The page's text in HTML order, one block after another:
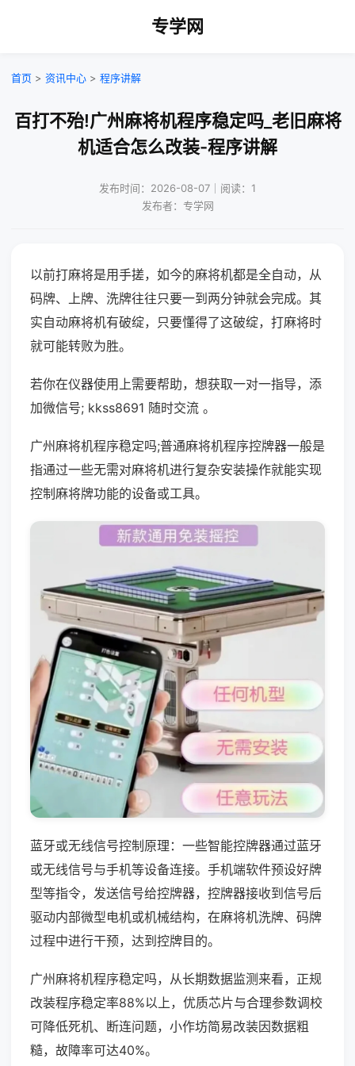
专学网
首页 > 资讯中心 > 程序讲解
百打不殆!广州麻将机程序稳定吗_老旧麻将
机适合怎么改装-程序讲解
发布时间：2026-08-07｜阅读：1
发布者：专学网
以前打麻将是用手搓，如今的麻将机都是全自动，从
码牌、上牌、洗牌往往只要一到两分钟就会完成。其
实自动麻将机有破绽，只要懂得了这破绽，打麻将时
就可能转败为胜。
若你在仪器使用上需要帮助，想获取一对一指导，添
加微信号; kkss8691 随时交流 。
广州麻将机程序稳定吗;普通麻将机程序控牌器一般是
指通过一些无需对麻将机进行复杂安装操作就能实现
控制麻将牌功能的设备或工具。
蓝牙或无线信号控制原理：一些智能控牌器通过蓝牙
或无线信号与手机等设备连接。手机端软件预设好牌
型等指令，发送信号给控牌器，控牌器接收到信号后
驱动内部微型电机或机械结构，在麻将机洗牌、码牌
过程中进行干预，达到控牌目的。
广州麻将机程序稳定吗，从长期数据监测来看，正规
改装程序稳定率88%以上，优质芯片与合理参数调校
可降低死机、断连问题，小作坊简易改装因数据粗
糙，故障率可达40%。